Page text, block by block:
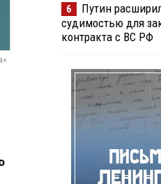
6
Путин
судимостью для
контракта с ВС РФ